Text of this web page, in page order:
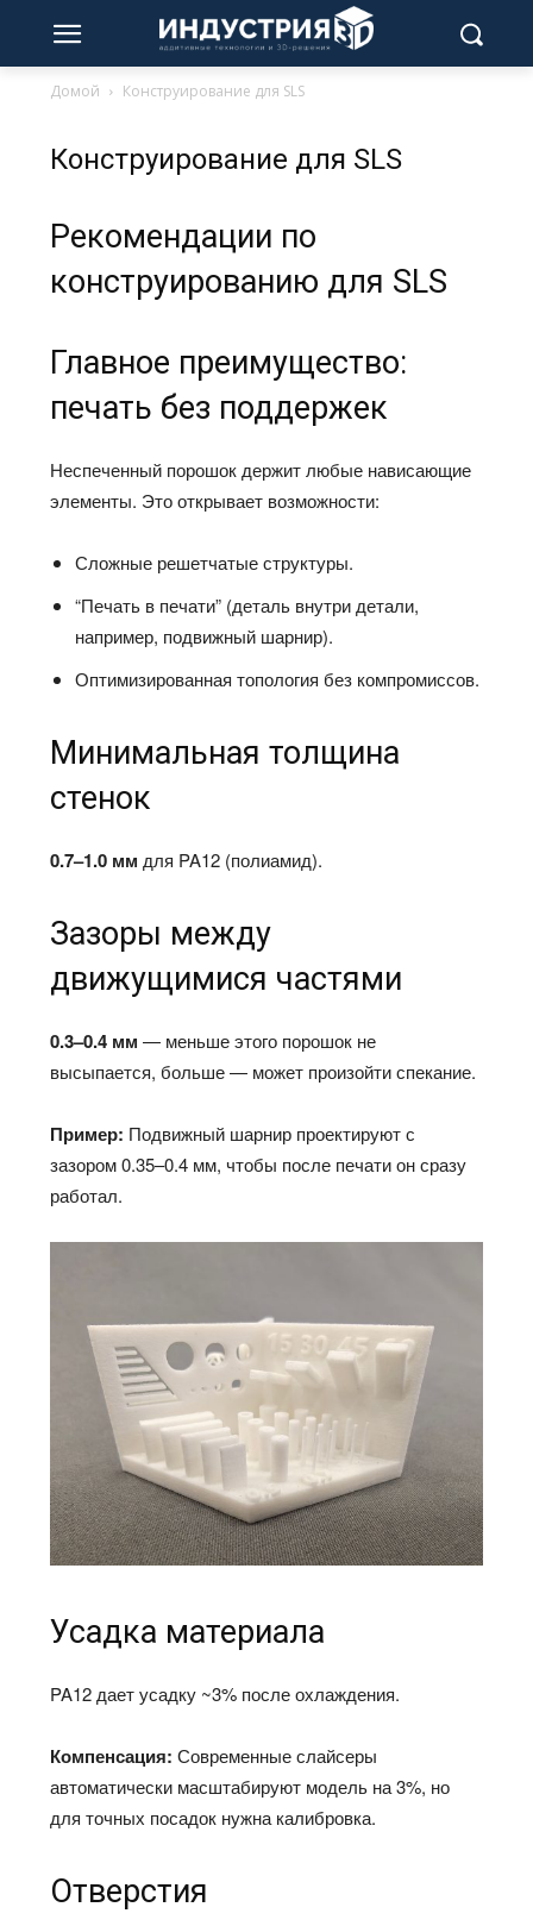
Домой Конструирование для SLS
Конструирование для SLS
Рекомендации по
конструированию для SLS
Главное преимущество:
печать без поддержек
Неспеченный порошок держит любые нависающие
элементы. Это открывает возможности:
Сложные решетчатые структуры.
“Печать в печати” (деталь внутри детали,
например, подвижный шарнир).
Оптимизированная топология без компромиссов.
Минимальная толщина
стенок
0.7–1.0 мм для PA12 (полиамид).
Зазоры между
движущимися частями
0.3–0.4 мм — меньше этого порошок не
высыпается, больше — может произойти спекание.
Пример: Подвижный шарнир проектируют с
зазором 0.35–0.4 мм, чтобы после печати он сразу
работал.
Усадка материала
PA12 дает усадку ~3% после охлаждения.
Компенсация: Современные слайсеры
автоматически масштабируют модель на 3%, но
для точных посадок нужна калибровка.
Отверстия